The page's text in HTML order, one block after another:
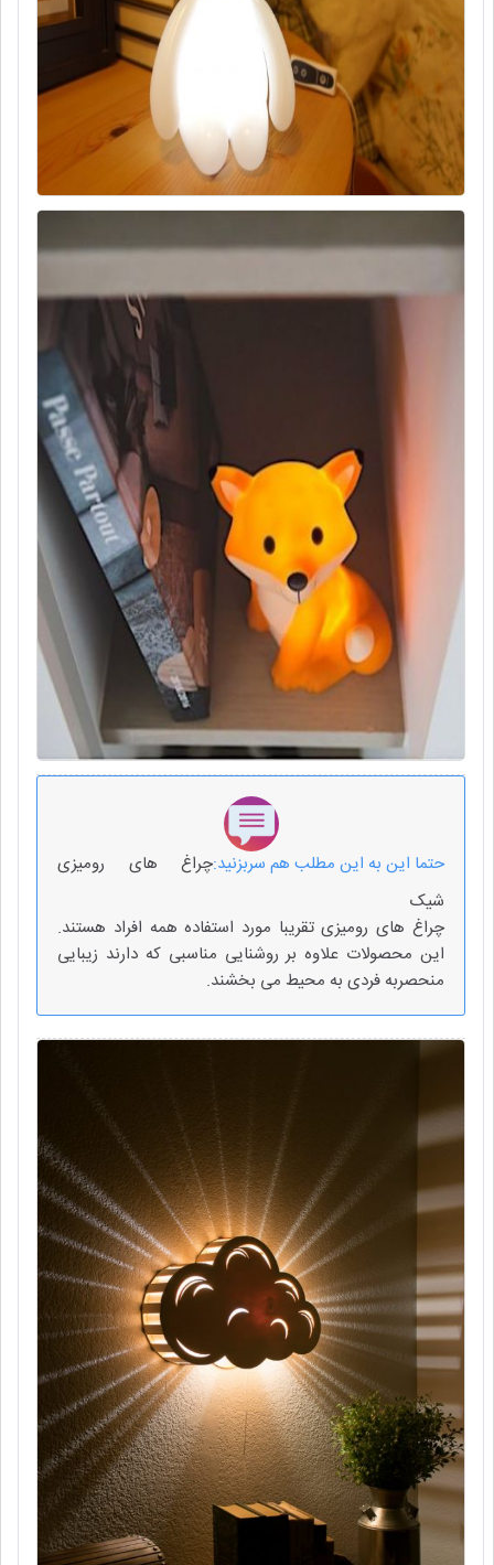
حتما این به این مطلب هم سربزنید:چراغ های رومیزی
شیک
چراغ های رومیزی تقریبا مورد استفاده همه افراد هستند.
این محصولات علاوه بر روشنایی مناسبی که دارند زیبایی
منحصربه فردی به محیط می بخشند.